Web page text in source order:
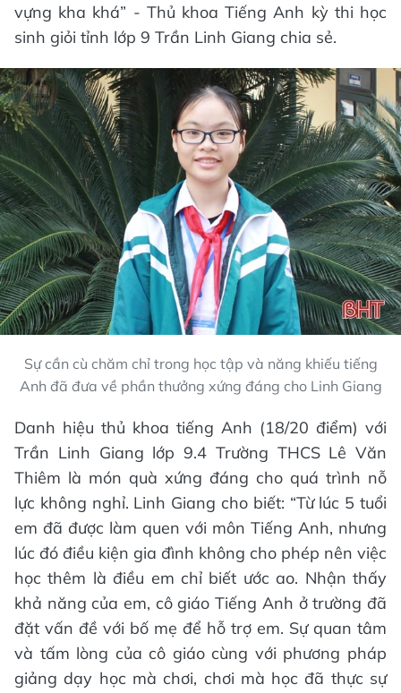
vựng kha khá” - Thủ khoa Tiếng Anh kỳ thi học
sinh giỏi tỉnh lớp 9 Trần Linh Giang chia sẻ.
Sự cần cù chăm chỉ trong học tập và năng khiếu tiếng
Anh đã đưa về phần thưởng xứng đáng cho Linh Giang
Danh hiệu thủ khoa tiếng Anh (18/20 điểm) với
Trần Linh Giang lớp 9.4 Trường THCS Lê Văn
Thiêm là món quà xứng đáng cho quá trình nỗ
lực không nghỉ. Linh Giang cho biết: “Từ lúc 5 tuổi
em đã được làm quen với môn Tiếng Anh, nhưng
lúc đó điều kiện gia đình không cho phép nên việc
học thêm là điều em chỉ biết ước ao. Nhận thấy
khả năng của em, cô giáo Tiếng Anh ở trường đã
đặt vấn đề với bố mẹ để hỗ trợ em. Sự quan tâm
và tấm lòng của cô giáo cùng với phương pháp
giảng dạy học mà chơi, chơi mà học đã thực sự